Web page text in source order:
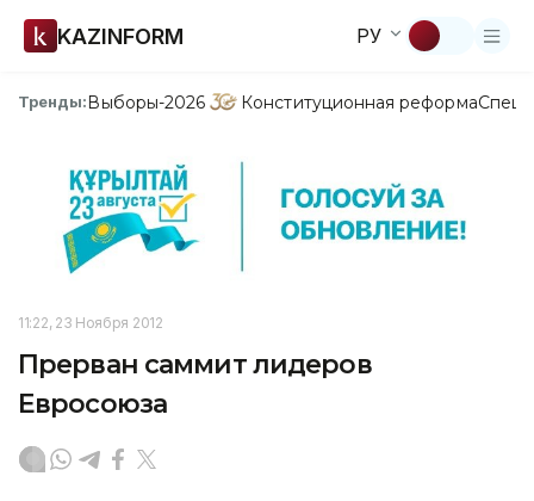
KAZINFORM РУ
Тренды:Выборы-2026 Конституционная реформа
11:22, 23 Ноября 2012
Прерван саммит лидеров
Евросоюза